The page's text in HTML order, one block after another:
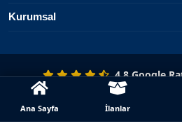
Kurumsal
4.8 Google
Ana Sayfa İlanlar